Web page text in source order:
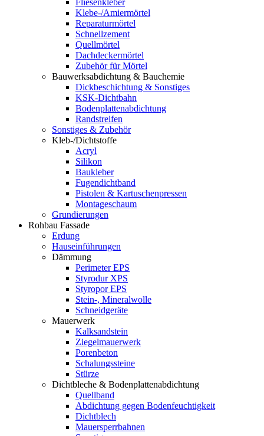
Fliesenkleber
Klebe-/Amiermörtel
Reparaturmörtel
Schnellzement
Quellmörtel
Dachdeckermörtel
Zubehör für Mörtel
Bauwerksabdichtung & Bauchemie
Dickbeschichtung & Sonstiges
KSK-Dichtbahn
Bodenplattenabdichtung
Randstreifen
Sonstiges & Zubehör
Kleb-/Dichtstoffe
Acryl
Silikon
Baukleber
Fugendichtband
Pistolen & Kartuschenpressen
Montageschaum
Grundierungen
Rohbau Fassade
Erdung
Hauseinführungen
Dämmung
Perimeter EPS
Styrodur XPS
Styropor EPS
Stein-, Mineralwolle
Schneidgeräte
Mauerwerk
Kalksandstein
Ziegelmauerwerk
Porenbeton
Schalungssteine
Stürze
Dichtbleche & Bodenplattenabdichtung
Quellband
Abdichtung gegen Bodenfeuchtigkeit
Dichtblech
Mauersperrbahnen